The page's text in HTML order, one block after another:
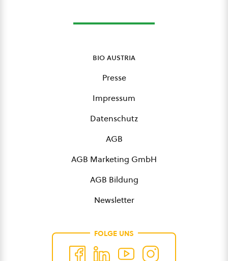
bio austria
Presse
Impressum
Datenschutz
AGB
AGB Marketing GmbH
AGB Bildung
Newsletter
FOLGE UNS